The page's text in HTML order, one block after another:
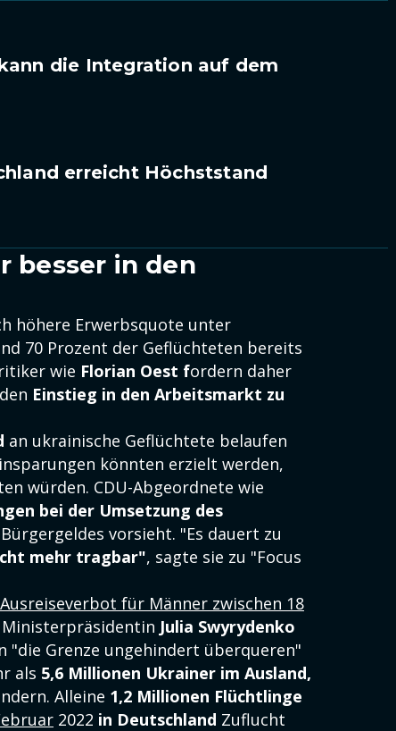
die Integration auf dem
erreicht Höchststand
besser in den
höhere Erwerbsquote unter
70 Prozent der Geflüchteten bereits
wie Florian Oest fordern daher
Einstieg in den Arbeitsmarkt zu
an ukrainische Geflüchtete belaufen
könnten erzielt werden,
würden. CDU-Abgeordnete wie
bei der Umsetzung des
vorsieht. "Es dauert zu
mehr tragbar", sagte sie zu "Focus
für Männer zwischen 18
Ministerpräsidentin Julia Swyrydenko
"die Grenze ungehindert überqueren"
als 5,6 Millionen Ukrainer im Ausland,
Alleine 1,2 Millionen Flüchtlinge
2022 in Deutschland Zuflucht